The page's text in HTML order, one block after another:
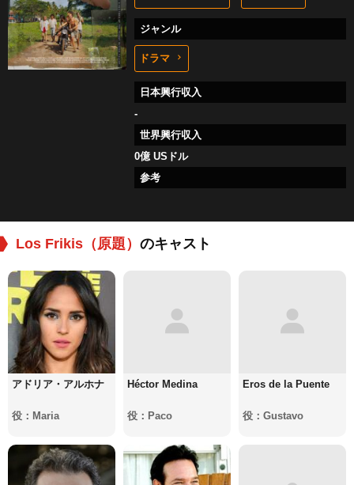
ジャンル
ドラマ
日本興行収入
-
世界興行収入
0億 USドル
参考
Los Frikis（原題） のキャスト
アドリア・アルホナ
役：Maria
Héctor Medina
役：Paco
Eros de la Puente
役：Gustavo